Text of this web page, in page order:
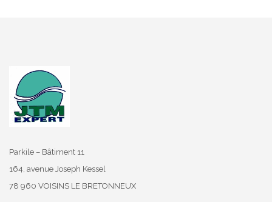
Parkile – Bâtiment 11
164, avenue Joseph Kessel
78 960 VOISINS LE BRETONNEUX